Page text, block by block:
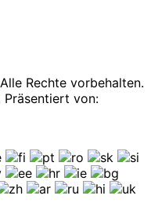
Rechte vorbehalten.
Präsentiert von: